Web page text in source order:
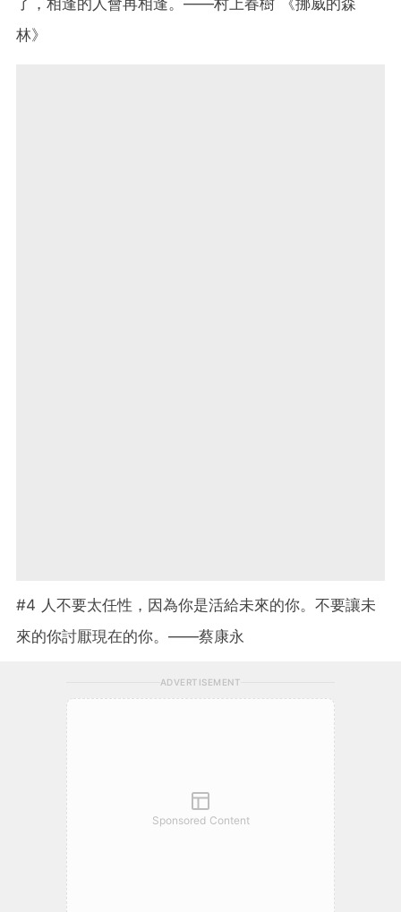
林》
#4 人不要太任性，因為你是活給未來的你。不要讓未
來的你討厭現在的你。——蔡康永
ADVERTISEMENT
Sponsored Content